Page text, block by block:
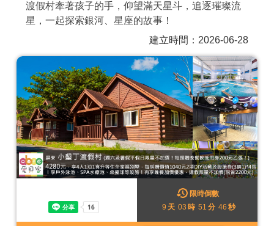
推薦景點
聯絡我們
APP下載
渡假村牽著孩子的手，仰望滿天星斗，追逐璀璨流
星，一起探索銀河、星座的故事！
建立時間：2026-06-28
限時倒數
9 天 03 時 51 分 43 秒